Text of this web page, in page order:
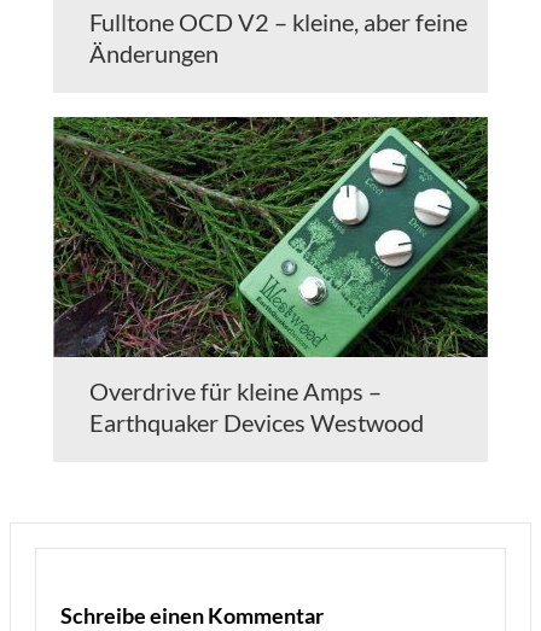
Fulltone OCD V2 – kleine, aber feine
Änderungen
Overdrive für kleine Amps –
Earthquaker Devices Westwood
Schreibe einen Kommentar